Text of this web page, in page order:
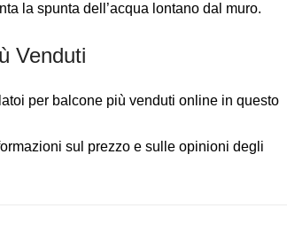
la spunta dell’acqua lontano dal muro.
Venduti
per balcone più venduti online in questo
sul prezzo e sulle opinioni degli